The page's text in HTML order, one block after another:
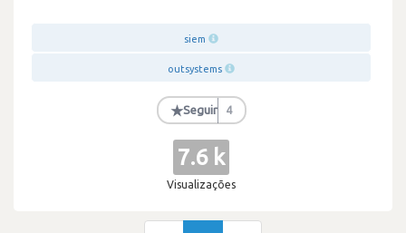
siem
outsystems
★Seguir 4
7.6 k
Visualizações